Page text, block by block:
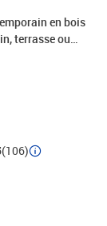
en bois
terrasse ou
choix
qui est
d'utilisation.
nettoyer avec
pour
De plus,
Chaque
fixer fermement
de vie de vos
(106)